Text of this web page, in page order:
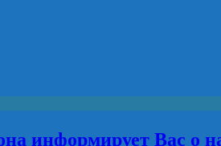
информирует Вас